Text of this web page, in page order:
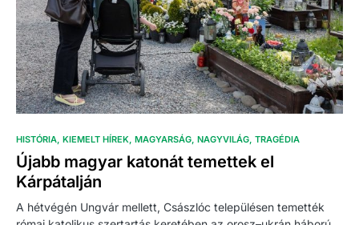
HISTÓRIA KIEMELT HÍREK MAGYARSÁG NAGYVILÁG TRAGÉDIA
Újabb magyar katonát temettek el
Kárpátalján
A hétvégén Ungvár mellett, Császlóc településen temették